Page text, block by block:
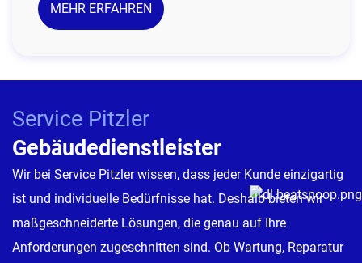
MEHR ERFAHREN
Service Pitzler
Gebäudedienstleister
Wir bei Service Pitzler wissen, dass jeder Kunde einzigartig
ist und individuelle Bedürfnisse hat. Deshalb bieten wir
maßgeschneiderte Lösungen, die genau auf Ihre
Anforderungen zugeschnitten sind. Ob Wartung, Reparatur